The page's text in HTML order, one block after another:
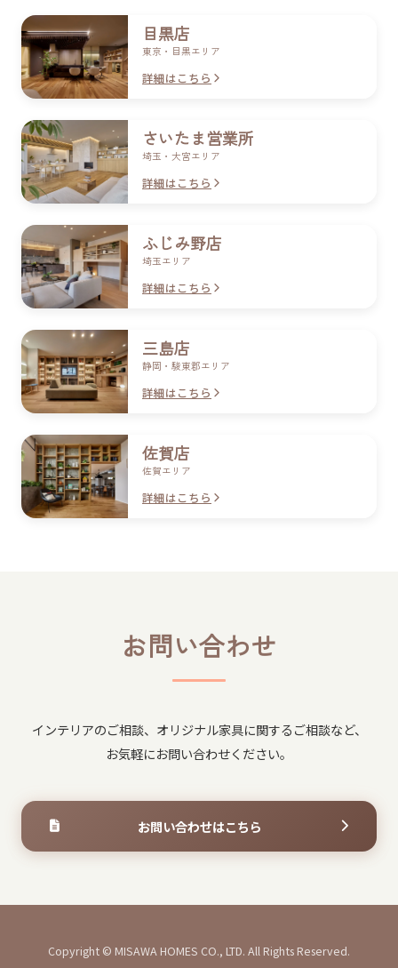
目黒店
東京・目黒エリア
詳細はこちら
さいたま​営業所
埼玉・​大宮エリア
詳細はこちら
ふじみ​野店
埼玉エリア
詳細はこちら
三島店
静岡・駿東郡エリア
詳細はこちら
佐賀店
佐賀エリア
詳細はこちら
お問い​合わせ
インテリアの​ご相談、​オリジナル家具に​関する​ご相談など、​
お気軽に​お問い​合わせください。
お問い​合わせは​こちら
Copyright © MISAWA HOMES CO., LTD. All Rights Reserved.
お問い​合わせは
こちら